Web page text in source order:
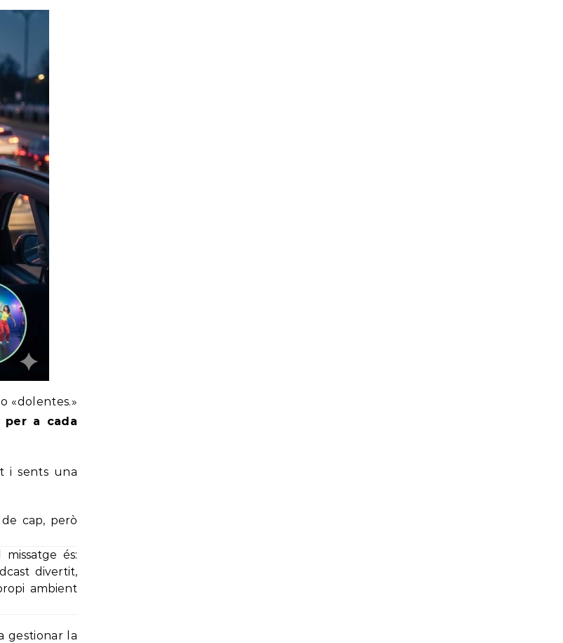
«dolentes.»
a cada
i sents una
cap, però
missatge és:
divertit,
ambient
gestionar la